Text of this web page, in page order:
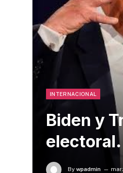
INTERNACIONAL
Biden y
electoral.
By wpadmin